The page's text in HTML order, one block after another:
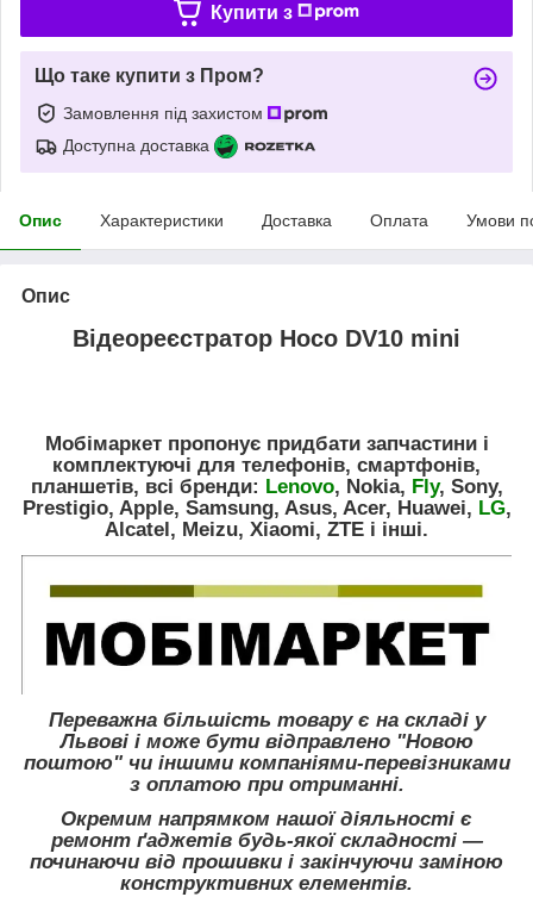
Купити з
Що таке купити з Пром?
Замовлення під захистом
Доступна доставка
Опис Характеристики Доставка Оплата Умови
Опис
Відеореєстратор Hoco DV10 mini
Мобімаркет пропонує придбати запчастини і
комплектуючі для телефонів, смартфонів,
планшетів, всі бренди: Lenovo, Nokia, Fly, Sony,
Prestigio, Apple, Samsung, Asus, Acer, Huawei, LG,
Alcatel, Meizu, Xiaomi, ZTE і інші.
Переважна більшість товару є на складі у
Львові і може бути відправлено "Новою
поштою" чи іншими компаніями-перевізниками
з оплатою при отриманні.
Окремим напрямком нашої діяльності є
ремонт ґаджетів будь-якої складності ―
починаючи від прошивки і закінчуючи заміною
конструктивних елементів.